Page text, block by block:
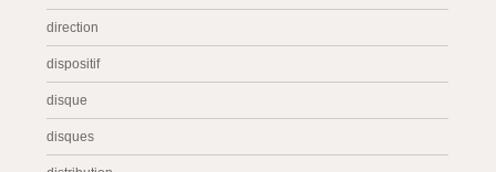
direction
dispositif
disque
disques